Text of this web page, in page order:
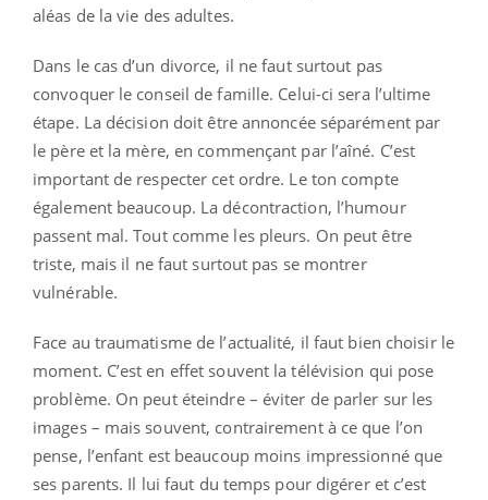
aléas de la vie des adultes.
Dans le cas d’un divorce, il ne faut surtout pas
convoquer le conseil de famille. Celui-ci sera l’ultime
étape. La décision doit être annoncée séparément par
le père et la mère, en commençant par l’aîné. C’est
important de respecter cet ordre. Le ton compte
également beaucoup. La décontraction, l’humour
passent mal. Tout comme les pleurs. On peut être
triste, mais il ne faut surtout pas se montrer
vulnérable.
Face au traumatisme de l’actualité, il faut bien choisir le
moment. C’est en effet souvent la télévision qui pose
problème. On peut éteindre – éviter de parler sur les
images – mais souvent, contrairement à ce que l’on
pense, l’enfant est beaucoup moins impressionné que
ses parents. Il lui faut du temps pour digérer et c’est